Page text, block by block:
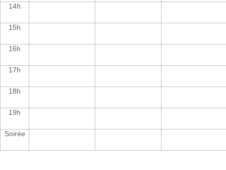
14h
15h
16h
17h
18h
19h
Soirée